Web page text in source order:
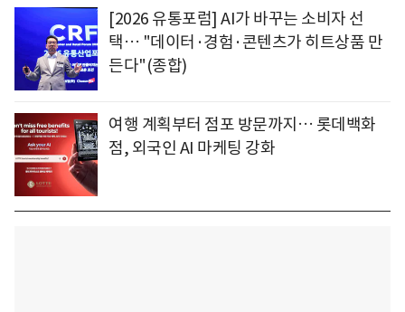
[2026 유통포럼] AI가 바꾸는 소비자 선
택… "데이터·경험·콘텐츠가 히트상품 만
든다"(종합)
여행 계획부터 점포 방문까지… 롯데백화
점, 외국인 AI 마케팅 강화